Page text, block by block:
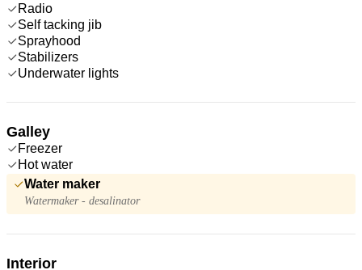
Radio
Self tacking jib
Sprayhood
Stabilizers
Underwater lights
Galley
Freezer
Hot water
Water maker
Watermaker - desalinator
Interior